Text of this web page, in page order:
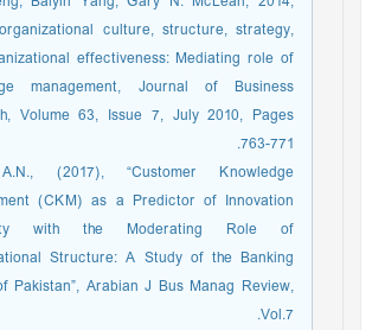
culture, structure, strategy,
effectiveness: Mediating role of
management, Journal of Business
Volume 63, Issue 7, July 2010, Pages
763-771.
(2017), “Customer Knowledge
(CKM) as a Predictor of Innovation
with the Moderating Role of
Structure: A Study of the Banking
Pakistan”, Arabian J Bus Manag Review,
Vol.7.